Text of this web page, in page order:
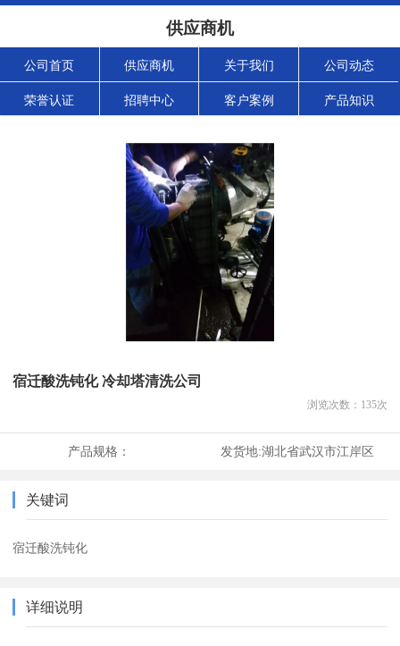
供应商机
公司首页 供应商机 关于我们 公司动态
荣誉认证 招聘中心 客户案例 产品知识
宿迁酸洗钝化 冷却塔清洗公司
浏览次数： 135次
产品规格： 发货地:湖北省武汉市江岸区
关键词
宿迁酸洗钝化
详细说明